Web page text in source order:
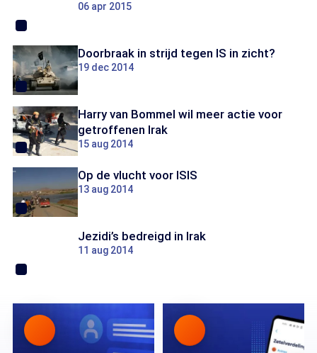
06 apr 2015
Doorbraak in strijd tegen IS in zicht?
19 dec 2014
Harry van Bommel wil meer actie voor
getroffenen Irak
15 aug 2014
Op de vlucht voor ISIS
13 aug 2014
Jezidi’s bedreigd in Irak
11 aug 2014